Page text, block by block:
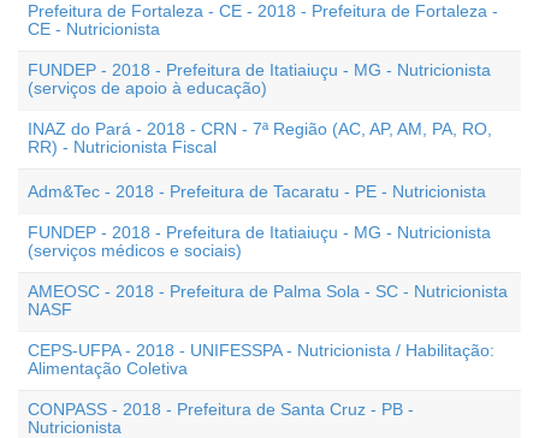
Prefeitura de Fortaleza - CE - 2018 - Prefeitura de Fortaleza -
CE - Nutricionista
FUNDEP - 2018 - Prefeitura de Itatiaiuçu - MG - Nutricionista
(serviços de apoio à educação)
INAZ do Pará - 2018 - CRN - 7ª Região (AC, AP, AM, PA, RO,
RR) - Nutricionista Fiscal
Adm&Tec - 2018 - Prefeitura de Tacaratu - PE - Nutricionista
FUNDEP - 2018 - Prefeitura de Itatiaiuçu - MG - Nutricionista
(serviços médicos e sociais)
AMEOSC - 2018 - Prefeitura de Palma Sola - SC - Nutricionista
NASF
CEPS-UFPA - 2018 - UNIFESSPA - Nutricionista / Habilitação:
Alimentação Coletiva
CONPASS - 2018 - Prefeitura de Santa Cruz - PB -
Nutricionista